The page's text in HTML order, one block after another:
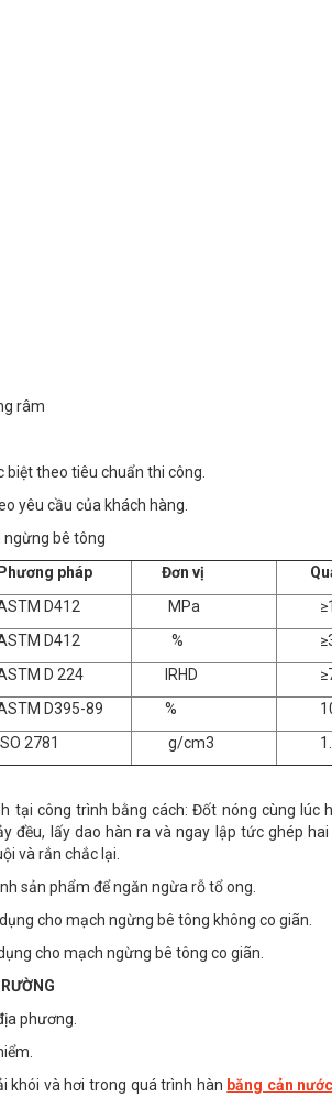
râm
biệt theo tiêu chuẩn thi công.
yêu cầu của khách hàng.
ngừng bê tông
pháp Đơn vị
D412 MPa
D412 %
D 224 IRHD
D395-89 %
2781 g/cm3
tại công trình bằng cách: Đốt nóng cùng lúc
đều, lấy dao hàn ra và ngay lập tức ghép
và rắn chắc lại.
sản phẩm để ngăn ngừa rỗ tổ ong.
cho mạch ngừng bê tông không co giãn.
cho mạch ngừng bê tông co giãn.
phương.
khói và hơi trong quá trình hàn băng cản